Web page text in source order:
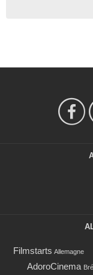
Filmstarts Allemagne
AdoroCinema